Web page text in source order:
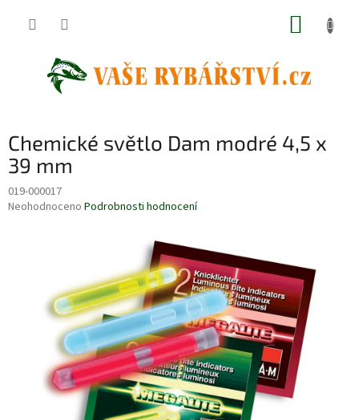
Chemické světlo Dam modré 4,5 x
39 mm
019-000017
Průměrné
hvězdiček.
Neohodnoceno Podrobnosti hodnocení